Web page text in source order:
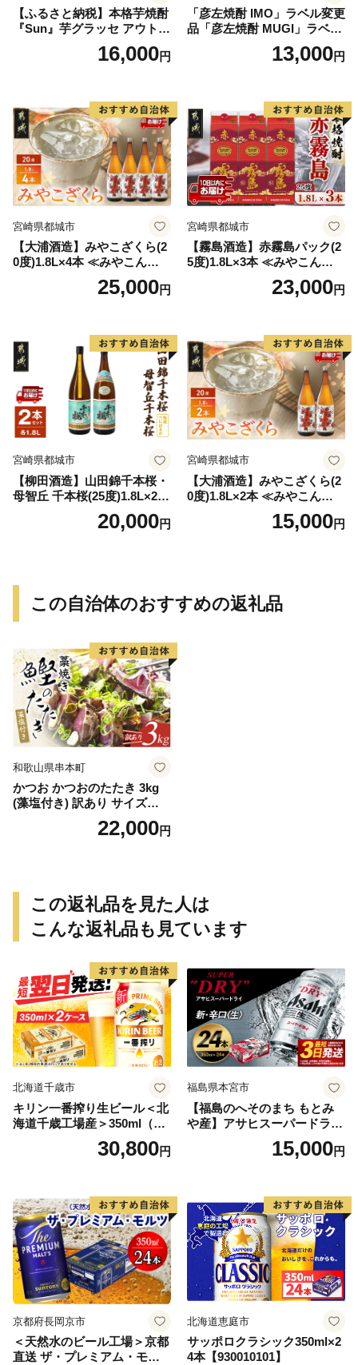
👉じゃばらマグロなど串本食品の返礼品はこちら
【ふるさと納税】本格芋焼酎
『Sun』芋グラッセ アウトド
ア ソロキャンプ ベランピン
グ 巣ごもり 就労支援16,000円
「彦左焼酎 IMO」ラベル変更
品「彦左焼酎 MUGI」ラベル
変更品 飲み比べ セット 合計
2本 720ml×各1本 25度 焼酎
13,000円
宮崎県都城市
【大浦酒造】みやこざくら(2
0度)1.8L×4本 ≪みやこんじょ
特急便≫_AD-077125,000円
宮崎県都城市
【霧島酒造】赤霧島パック(2
5度)1.8L×3本 ≪みやこんじょ
特急便≫_23-07-K03P-1800-3
23,000円
宮崎県都城市
【柳田酒造】山田錦千本桜・
母智丘 千本桜(25度)1.8L×2本
≪みやこんじょ特急便≫_AC
20,000円
宮崎県都城市
【大浦酒造】みやこざくら(2
0度)1.8L×2本 ≪みやこんじょ
特急便≫_MJ-077115,000円
この自治体のおすすめの返礼品
和歌山県串本町
かつお かつおのたたき 3kg
(藻塩付き) 訳あり サイズふぞ
ろい 焼きが命！ 藁焼き / 鰹
かつお カツオのたたき 鰹の
22,000円
この返礼品を見た人は
こんな返礼品も見ています
北海道千歳市
キリン一番搾り生ビール＜北
海道千歳工場産＞350ml（24
30,800円
福島県本宮市
【福島のへそのまち もとみ
や産】アサヒスーパードライ
350ml×24本 合計8.4L 1ケー
ス アルコール度数5% 缶ビー
口 送料無料 カメイ 本宮市
【07214-0206】
15,000円
京都府長岡京市
＜天然水のビール工場＞京都
直送 ザ・プレミアム・モル
北海道恵庭市
サッポロクラシック350ml×2
4本【930010101】